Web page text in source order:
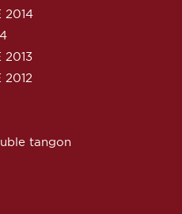
2014
2013
2012
tangon